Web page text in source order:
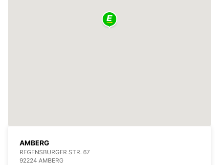
AMBERG
REGENSBURGER STR. 67
92224 AMBERG